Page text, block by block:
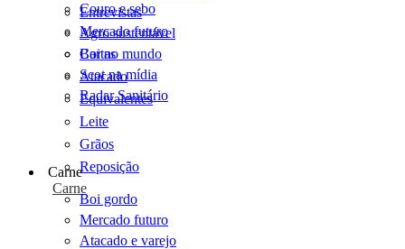
Entrevistas
Agro sustentável
Cartas
Scot na mídia
Radar Sanitário
Couro e sebo
Mercado futuro
Boi no mundo
Atacado
Equivalentes
Leite
Grãos
Reposição
Carne
Carne
Boi gordo
Mercado futuro
Atacado e varejo